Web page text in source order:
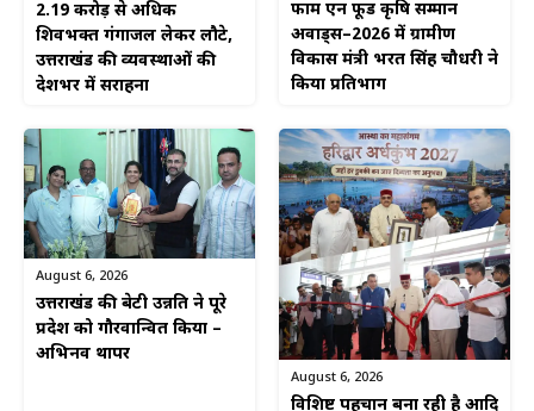
2.19 करोड़ से अधिक
शिवभक्त गंगाजल लेकर लौटे,
उत्तराखंड की व्यवस्थाओं की
देशभर में सराहना
फार्म एन फूड कृषि सम्मान
अवार्ड्स–2026 में ग्रामीण
विकास मंत्री भरत सिंह चौधरी ने
किया प्रतिभाग
August 6, 2026
उत्तराखंड की बेटी उन्नति ने पूरे
प्रदेश को गौरवान्वित किया –
अभिनव थापर
August 6, 2026
विशिष्ट पहचान बना रही है आदि